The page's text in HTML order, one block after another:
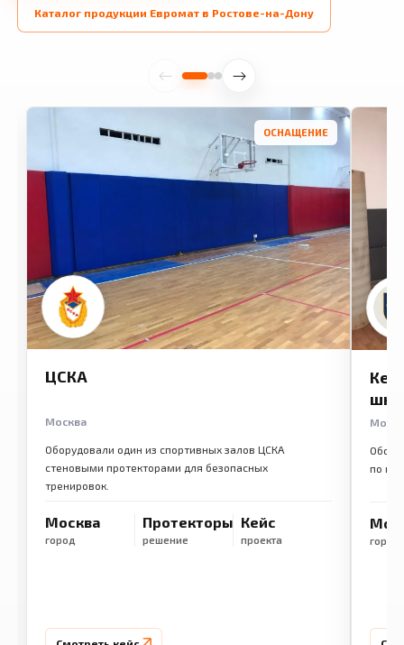
Каталог продукции Евромат в Ростове-на-Дону
ОСНАЩЕНИЕ
ЦСКА
Москва
Оборудовали один из спортивных залов ЦСКА
стеновыми протекторами для безопасных
тренировок.
Москва
город
Протекторы
решение
Кейс
проекта
по
город